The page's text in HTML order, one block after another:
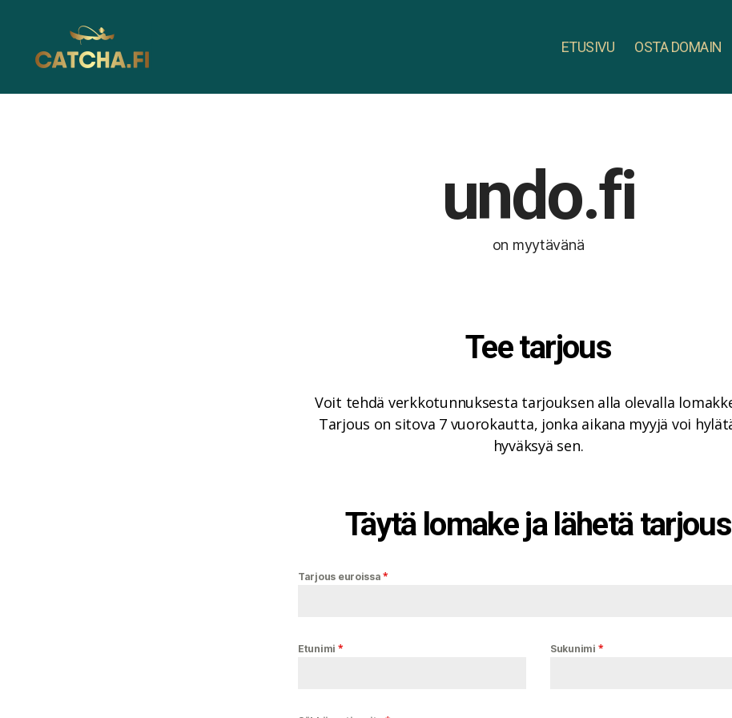
ETUSIVU OSTA DOMAIN
undo.fi
on myytävänä
Tee tarjous
Voit tehdä verkkotunnuksesta tarjouksen alla olevalla
Tarjous on sitova 7 vuorokautta, jonka aikana myyjä voi
hyväksyä sen.
Täytä lomake ja lähetä tarjous
Tarjous euroissa*
Etunimi * Sukunimi *